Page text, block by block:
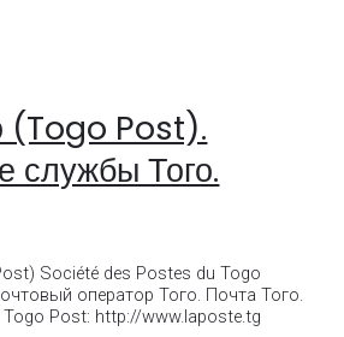
(Togo Post).
службы Того.
Société des Postes du Togo
оператор Того. Почта Того.
Post: http://www.laposte.tg